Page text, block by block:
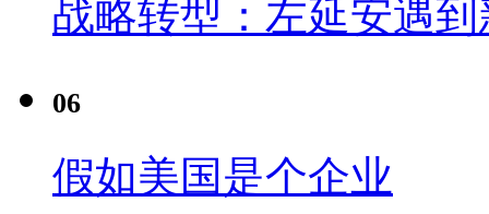
战略转型：左延安遇
06
假如美国是个企业